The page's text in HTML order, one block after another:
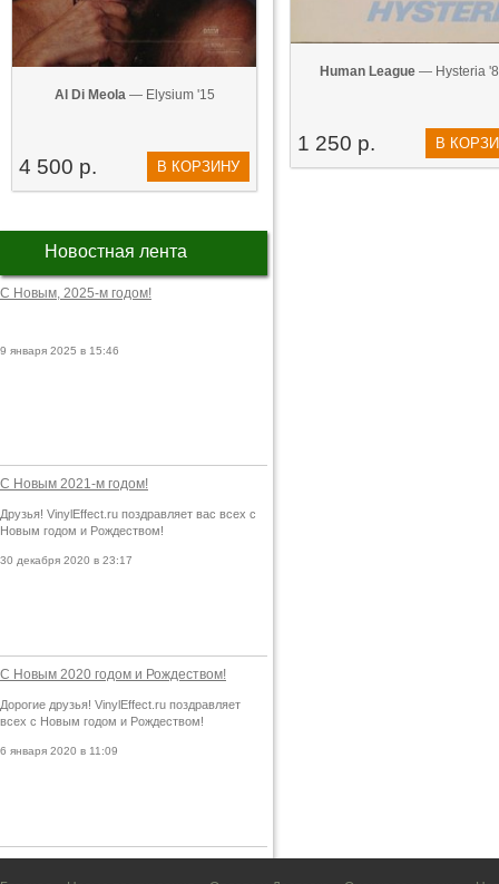
Al Di Meola— Elysium '15
4 500 р. В КОРЗИНУ
Новостная лента
С Новым, 2025-м годом!
9 января 2025 в 15:46
С Новым 2021-м годом!
Друзья! VinylEffect.ru поздравляет вас всех с
Новым годом и Рождеством!
30 декабря 2020 в 23:17
С Новым 2020 годом и Рождеством!
Дорогие друзья! VinylEffect.ru поздравляет
всех с Новым годом и Рождеством!
6 января 2020 в 11:09
Human League— Hysteria
1 250 р. В